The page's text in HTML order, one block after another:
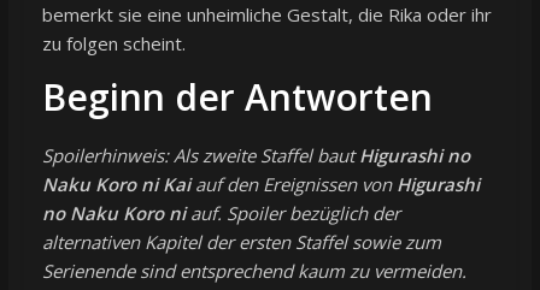
bemerkt sie eine unheimliche Gestalt, die Rika oder ihr
zu folgen scheint.
Beginn der Antworten
Spoilerhinweis: Als zweite Staffel bautHigurashi no
Naku Koro ni Kaiauf den Ereignissen von Higurashi
no Naku Koro niauf. Spoiler bezüglich der
alternativen Kapitel der ersten Staffel sowie zum
Serienende sind entsprechend kaum zu vermeiden.